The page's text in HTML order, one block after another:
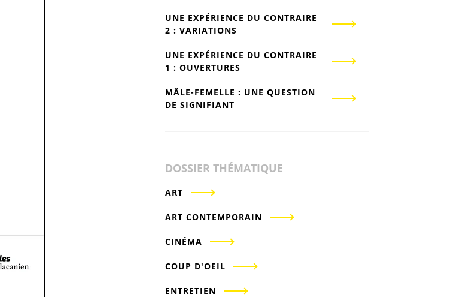
UNE EXPÉRIENCE DU CONTRAIRE
2 : VARIATIONS
UNE EXPÉRIENCE DU CONTRAIRE
1 : OUVERTURES
MÂLE-FEMELLE : UNE QUESTION
DE SIGNIFIANT
DOSSIER THÉMATIQUE
ART
ART CONTEMPORAIN
CINÉMA
COUP D'OEIL
ENTRETIEN